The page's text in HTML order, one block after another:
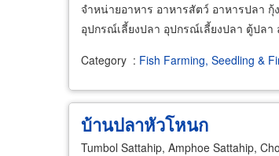
จำหน่ายอาหาร อาหารสัตว์ อาหารปลา
อุปกรณ์เลี้ยงปลา อุปกรณ์เลี้ยงปลา ตู้ปลา
Category : Fish Farming, Seedling &
บ้านปลาหัวโหนก
Tumbol Sattahip, Amphoe Sattahip,